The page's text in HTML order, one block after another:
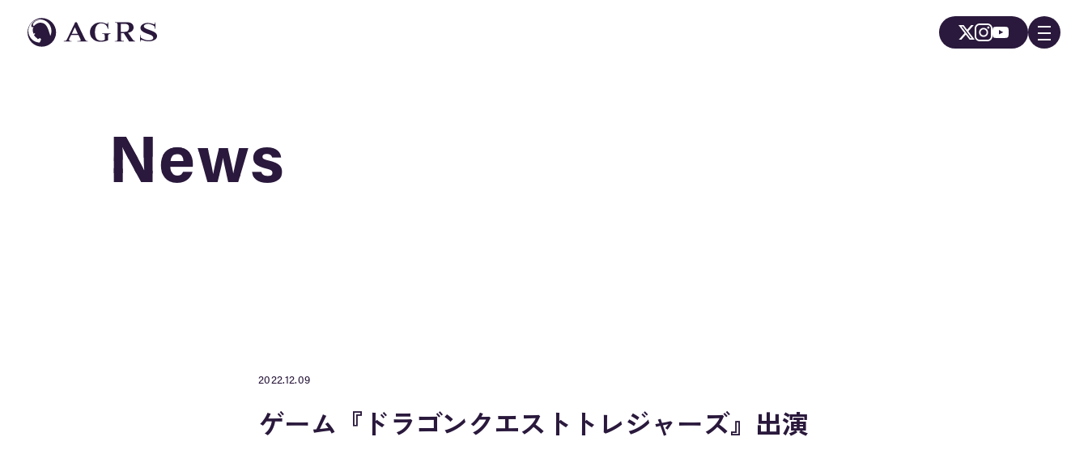
News
News
2022.12.09
ゲーム『ドラゴンクエストトレジャーズ』出演